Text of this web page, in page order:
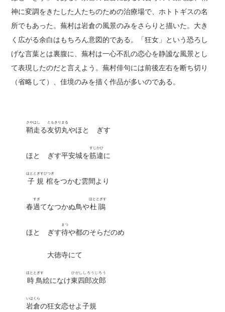
神に変調をきたした人たちのための治療場で、ホトトギスの名
所でもあった。蕪村は岩倉の風景のみをさらりと描いた。大き
く広がる余白はもちろん意図的である。「狂女」という恐ろし
げな言葉とは裏腹に、蕪村は一心不乱の恋心を静謐な風景とし
て表現したのだと言えよう。蕪村俳句には前後左右を断ち切り
（省略して）、佳境のみを描く作品が多いのである。
鞘走
さやはし
る友切丸
ともきりまる
やほとゝぎす
ほとゝぎす平安城を筋違
すじかひ
に
子規棺
ほととぎすひつぎ
をつかむ雲間より
春過
すぎ
てなつかぬ鳥や杜鵑
ほととぎす
ほとゝぎす待
まつ
や都のそらだのめ
大徳寺にて
時鳥
ほととぎす
絵になけ東四郎次郎
ひがししろうじろう
岩倉
いはくら
の狂女恋せよ子規